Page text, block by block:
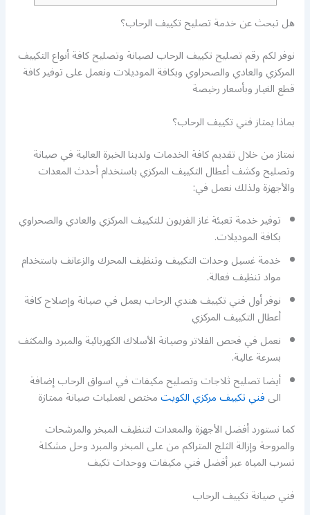
هل تبحث عن خدمة تصليح تكييف الرحاب؟
نوفر لكم رقم تصليح تكييف الرحاب لصيانة وتصليح كافة أنواع التكييف
المركزي والعادي والصحراوي وبكافة الموديلات ونعمل على توفير كافة
قطع الغيار وبأسعار رخيصة
بماذا يمتاز فني تكييف الرحاب؟
نمتاز من خلال تقديم كافة الخدمات ولدينا الخبرة العالية في صيانة
وتصليح وكشف أعطال التكييف المركزي باستخدام أحدث المعدات
والأجهزة ولذلك نعمل في:
توفير خدمة تعبئة غاز الفريون للتكييف المركزي والعادي والصحراوي
بكافة الموديلات.
خدمة غسيل وحدات التكييف وتنظيف المحرك والزعانف باستخدام
مواد تنظيف فعالة.
نوفر أول فني تكييف هندي الرحاب يعمل في صيانة وإصلاح كافة
أعطال التكييف المركزي
نعمل في فحص الفلاتر وصيانة الأسلاك الكهربائية والمبرد والمكثف
بسرعة عالية.
أيضا تصليح ثلاجات وتصليح مكيفات في اسواق الرحاب إضافة
الىفني تكييف مركزي الكويتمختص لعمليات صيانة ممتازة
كما نستورد أفضل الأجهزة والمعدات لتنظيف المبخر والمرشحات
والمروحة وإزالة الثلج المتراكم من على المبخر والمبرد وحل مشكلة
تسرب المياه عبر أفضل فني مكيفات ووحدات تكيف
فني صيانة تكييف الرحاب